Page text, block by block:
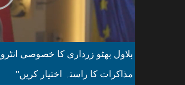
بلاول بھٹو زرداری کا خصوصی
مذاکرات کا راستہ اختیار کریں”